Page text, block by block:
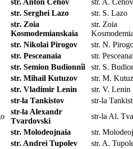
str. Anton Cehov
str. A. Cehov
str. Serghei Lazo
str. S. Lazo
str. Zoia
Kosmodemianskaia
str. Zoia
str. Nikolai Pirogov
str. N.
str. Pesceanaia
str.
str. Semion Budionnîi
str. S.
str. Mihail Kutuzov
str. M.
str. Vladimir Lenin
str. V. Lenin
str-la Tankistov
str-la
str-la Alexandr
Tvardovski
str-la Al.
str. Molodeojnaia
str.
str. Andrei Tupolev
str. A.